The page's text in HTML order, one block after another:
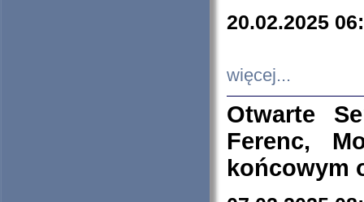
20.02.2025
więcej...
Otwarte
Ferenc,
końcowym